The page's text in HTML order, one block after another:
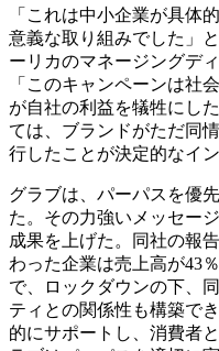
「これは中小企業が具体
意義な取り組みでした」
ーリカのマネージングデ
「このキャンペーンは社
が自社の利益を犠牲にし
ては、ブランドがただ同
行したことが決定的なイ
グラブは、パーパスを優
た。その力強いメッセー
成果を上げた。同社の報
わった企業は売上高が43
で、ロックダウンの下、
ティとの関係性も構築で
的にサポートし、消費者